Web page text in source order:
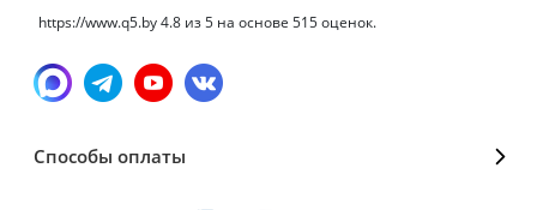
https://www.q5.by4.8 из5 на основе 515оценок.
Способы оплаты